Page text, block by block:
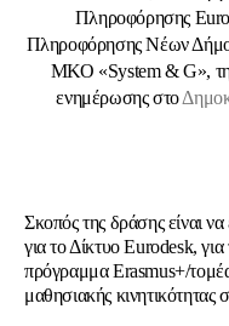
Πληροφόρησης
Πληροφόρησης Νέων
ΜΚΟ «System & G»,
ενημέρωσης στο
Σκοπός της δράσης είναι
για το Δίκτυο Eurodesk, για
πρόγραμμα Erasmus+/
μαθησιακής κινητικότητας